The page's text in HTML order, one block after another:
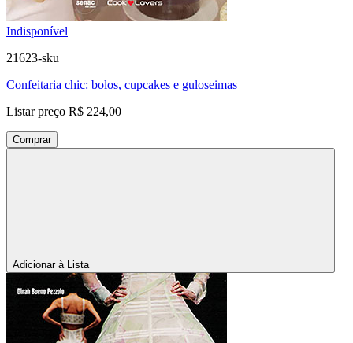
Indisponível
21623-sku
Confeitaria chic: bolos, cupcakes e guloseimas
Listar preço R$ 224,00
Comprar
Adicionar à Lista